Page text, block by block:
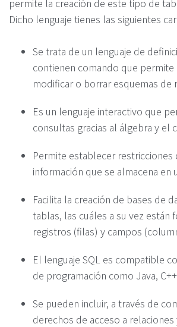
permite la creación de este tipo de
Dicho lenguaje tienes las siguientes
Se trata de un lenguaje de
contienen comando que permite
modificar o borrar esquemas de
Es un lenguaje interactivo que
consultas gracias al álgebra y el
Permite establecer restricciones
información que se almacena en
Facilita la creación de bases de
tablas, las cuáles a su vez están
registros (filas) y campos
El lenguaje SQL es compatible
de programación como Java,
Se pueden incluir, a través de
derechos de acceso a relaciones